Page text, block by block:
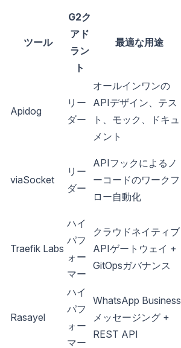
ツール
G2ク
アド
ラン
ト
最適な用途
Apidog
リー
ダー
オールインワンの
APIデザイン、テス
ト、モック、ドキュ
メント
viaSocket
リー
ダー
APIフックによるノ
ーコードのワークフ
ロー自動化
Traefik Labs
ハイ
パフ
ォー
マー
クラウドネイティブ
APIゲートウェイ +
GitOpsガバナンス
Rasayel
ハイ
パフ
ォー
マー
WhatsApp Business
メッセージング +
REST API